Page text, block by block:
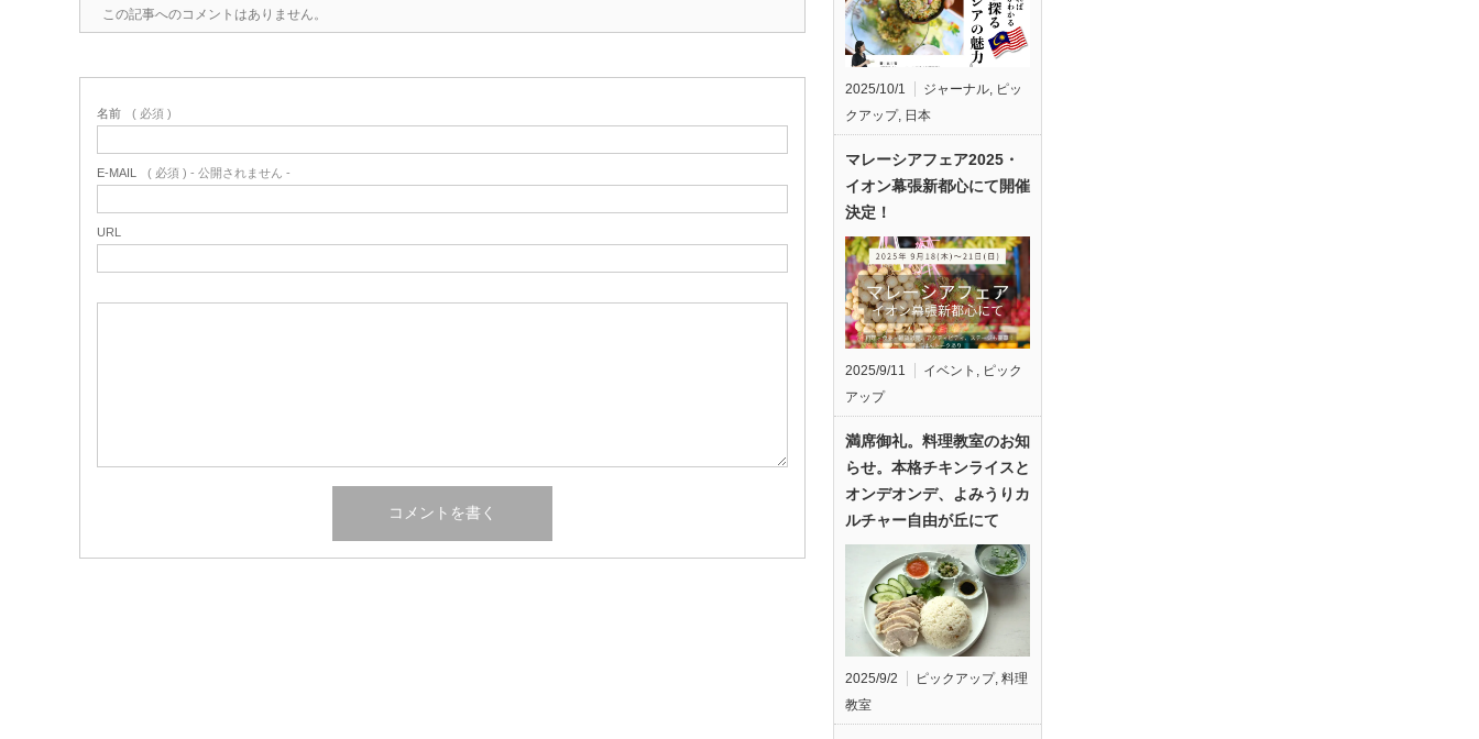
この記事へのコメントはありません。
名前 ( 必須 )
E-MAIL ( 必須 ) - 公開されません -
URL
2025/10/1 ジャーナル, ピッ
クアップ, 日本
マレーシアフェア2025・
イオン幕張新都心にて開催
決定！
2025/9/11 イベント , ピック
アップ
満席御礼。料理教室のお知
らせ。本格チキンライスと
オンデオンデ、よみうりカ
ルチャー自由が丘にて
2025/9/2 ピックアップ, 料理
教室